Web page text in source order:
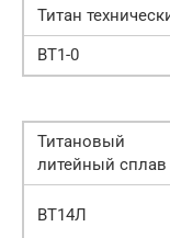
Титан
ВТ1-0
Титановый
литейный сплав
ВТ14Л